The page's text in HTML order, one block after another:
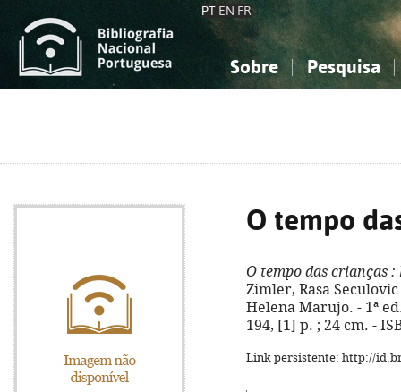
PT EN FR
Sobre Pesquisa
O tempo
O tempo das crianças :
Zimler, Rasa
Helena Marujo. - 1ª
194, [1] p. ; 24 cm. -
Link persistente: http://